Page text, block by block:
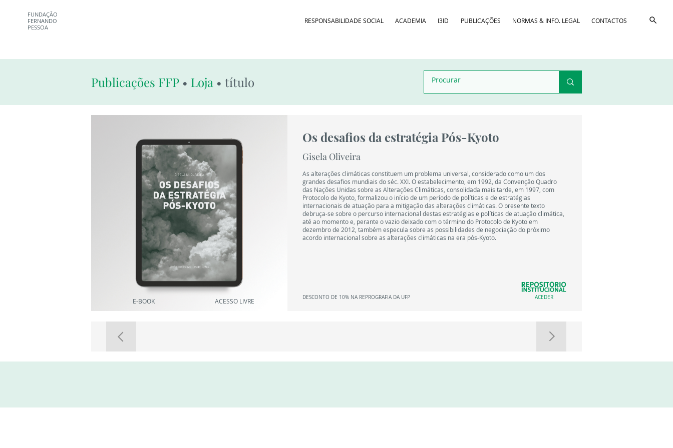
FUNDAÇÃO
FERNANDO
PESSOA
RESPONSABILIDADE SOCIAL ACADEMIA I3ID PUBLICAÇÕES NORMAS & INFO. LEGAL CONTACTOS
Publicações FFP • Loja • título
ACESSO LIVRE
E-BOOK
Os desafios da estratégia Pós-Kyoto
Gisela Oliveira
As alterações climáticas constituem um problema universal, considerado como um dos
grandes desafios mundiais do séc. XXI. O estabelecimento, em 1992, da Convenção Quadro
das Nações Unidas sobre as Alterações Climáticas, consolidada mais tarde, em 1997, com
Protocolo de Kyoto, formalizou o início de um período de políticas e de estratégias
internacionais de atuação para a mitigação das alterações climáticas. O presente texto
debruça-se sobre o percurso internacional destas estratégias e políticas de atuação climática,
até ao momento e, perante o vazio deixado com o término do Protocolo de Kyoto em
dezembro de 2012, também especula sobre as possibilidades de negociação do próximo
acordo internacional sobre as alterações climáticas na era pós-Kyoto.
DESCONTO DE 10% NA REPROGRAFIA DA UFP ACEDER